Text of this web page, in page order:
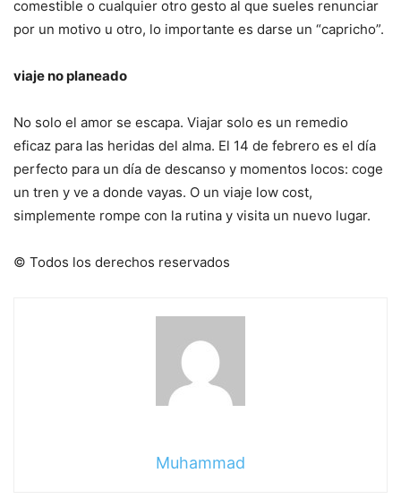
comestible o cualquier otro gesto al que sueles renunciar
por un motivo u otro, lo importante es darse un “capricho”.
viaje no planeado
No solo el amor se escapa. Viajar solo es un remedio
eficaz para las heridas del alma. El 14 de febrero es el día
perfecto para un día de descanso y momentos locos: coge
un tren y ve a donde vayas. O un viaje low cost,
simplemente rompe con la rutina y visita un nuevo lugar.
© Todos los derechos reservados
Muhammad